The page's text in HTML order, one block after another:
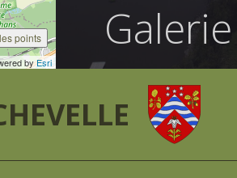
points
byEsri